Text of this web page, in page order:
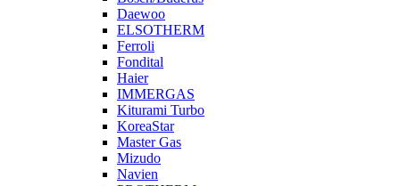
Daewoo
ELSOTHERM
Ferroli
Fondital
Haier
IMMERGAS
Kiturami Turbo
KoreaStar
Master Gas
Mizudo
Navien